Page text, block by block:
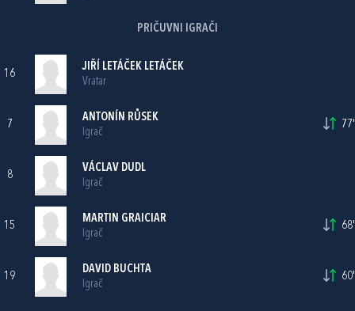
PRIČUVNI IGRAČI
16
JIŘÍ LETÁČEK LETÁČEK
Vratar
7
ANTONÍN RŮSEK
Igrač
77'
8
VÁCLAV DUDL
Igrač
15
MARTIN GRAICIAR
Igrač
68'
19
DAVID BUCHTA
Igrač
60'